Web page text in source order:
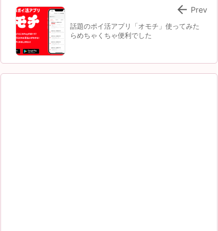
話題のポイ活アプリ「オモチ」使ってみた
らめちゃくちゃ便利でした
 Prev